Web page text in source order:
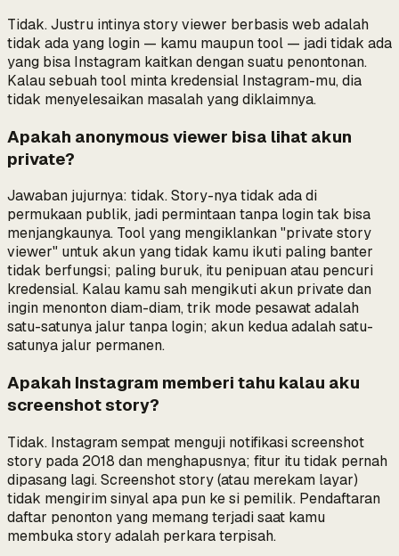
Tidak. Justru intinya story viewer berbasis web adalah
tidak ada yang login — kamu maupun tool — jadi tidak ada
yang bisa Instagram kaitkan dengan suatu penontonan.
Kalau sebuah tool minta kredensial Instagram-mu, dia
tidak menyelesaikan masalah yang diklaimnya.
Apakah anonymous viewer bisa lihat akun
private?
Jawaban jujurnya: tidak. Story-nya tidak ada di
permukaan publik, jadi permintaan tanpa login tak bisa
menjangkaunya. Tool yang mengiklankan "private story
viewer" untuk akun yang tidak kamu ikuti paling banter
tidak berfungsi; paling buruk, itu penipuan atau pencuri
kredensial. Kalau kamu sah mengikuti akun private dan
ingin menonton diam-diam, trik mode pesawat adalah
satu-satunya jalur tanpa login; akun kedua adalah satu-
satunya jalur permanen.
Apakah Instagram memberi tahu kalau aku
screenshot story?
Tidak. Instagram sempat menguji notifikasi screenshot
story pada 2018 dan menghapusnya; fitur itu tidak pernah
dipasang lagi. Screenshot story (atau merekam layar)
tidak mengirim sinyal apa pun ke si pemilik. Pendaftaran
daftar penonton yang memangterjadi saat kamu
membuka story adalah perkara terpisah.